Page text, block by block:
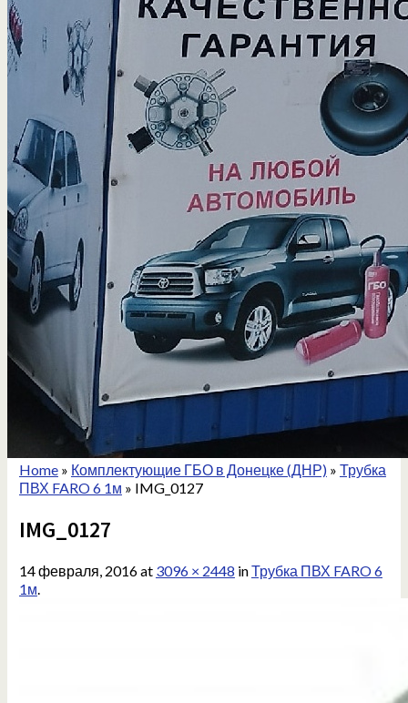
Home» Комплектующие ГБО в Донецке (ДНР)» Трубка
ПВХ FARO 6 1м » IMG_0127
IMG_0127
14 февраля, 2016at 3096 × 2448 inТрубка ПВХ FARO 6
1м.